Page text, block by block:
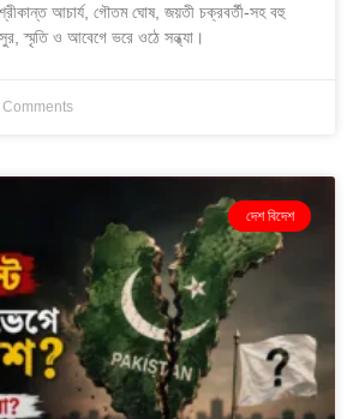
আচার্য, গৌতম ঘোষ, জয়তী চক্রবর্তী-সহ বহু
সুর, স্মৃতি ও আবেগে ভরে ওঠে সন্ধ্যা।
Comments
দেশ বিদেশ